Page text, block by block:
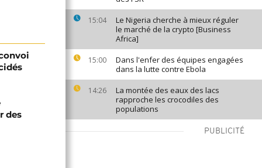
15:04
Le Nigeria cherche à mieux réguler
le marché de la crypto [Business
Africa]
15:00
Dans l'enfer des équipes engagées
dans la lutte contre Ebola
14:26
La montée des eaux des lacs
rapproche les crocodiles des
populations
PUBLICITÉ
des